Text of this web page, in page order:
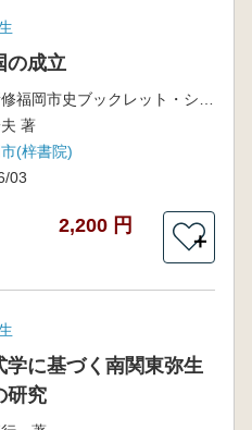
の成立
著
(梓書院)
03
2,200 円
＋
学に基づく南関東弥生
研究